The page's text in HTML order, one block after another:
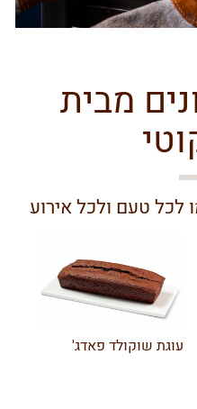
מבית
לכל טעם ולכל אירוע
עוגת שוקולד פאדג'